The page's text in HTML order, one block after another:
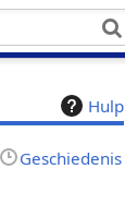
Hulp
Geschiedenis